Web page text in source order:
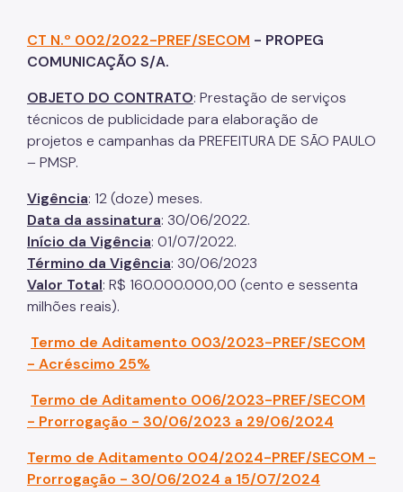
CT N.º 002/2022-PREF/SECOM - PROPEG
COMUNICAÇÃO S/A.
OBJETO DO CONTRATO: Prestação de serviços
técnicos de publicidade para elaboração de
projetos e campanhas da PREFEITURA DE SÃO PAULO
– PMSP.
Vigência: 12 (doze) meses.
Data da assinatura: 30/06/2022.
Início da Vigência: 01/07/2022.
Término da Vigência: 30/06/2023
Valor Total: R$ 160.000.000,00 (cento e sessenta
milhões reais).
Termo de Aditamento 003/2023-PREF/SECOM
- Acréscimo 25%
Termo de Aditamento 006/2023-PREF/SECOM
- Prorrogação - 30/06/2023 a 29/06/2024
Termo de Aditamento 004/2024-PREF/SECOM -
Prorrogação - 30/06/2024 a 15/07/2024